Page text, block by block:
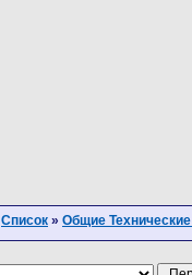
Список » Общие